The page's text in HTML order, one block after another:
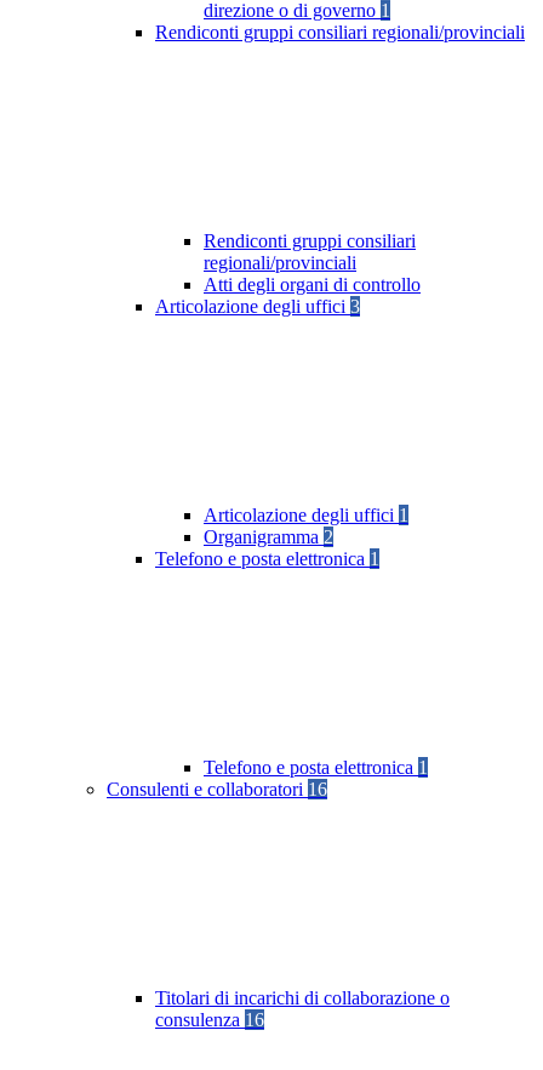
direzione o di governo 1
Rendiconti gruppi consiliari regionali/provinciali
Rendiconti gruppi consiliari
regionali/provinciali
Atti degli organi di controllo
Articolazione degli uffici 3
Articolazione degli uffici 1
Organigramma 2
Telefono e posta elettronica 1
Telefono e posta elettronica 1
Consulenti e collaboratori 16
Titolari di incarichi di collaborazione o
consulenza 16